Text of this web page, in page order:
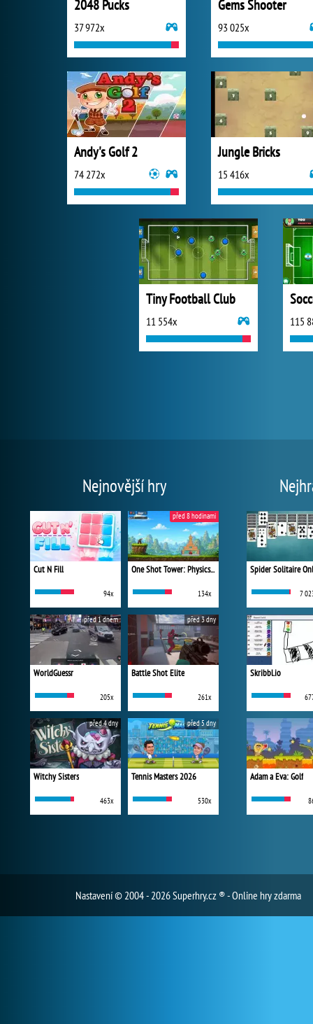
2048 Pucks
37 972x
Gems Shooter
93 025x
Andy's Golf 2
74 272x
Jungle Bricks
15 416x
Tiny Football Club
11 554x 115
Nejnovější hry
Cut N Fill
94x
One Shot Tower: Physics Destroyer
134x
před 8 hodinami
WorldGuessr
205x
před 1 dnem
Battle Shot Elite
261x
před 3 dny
Witchy Sisters
463x
před 4 dny
Tennis Masters 2026
530x
před 5 dny
Spider Solitaire
7
Skribbl.io
Adam a Eva: Golf
Nastavení© 2004 - 2026 Superhry.cz ® - Online hry zdarma